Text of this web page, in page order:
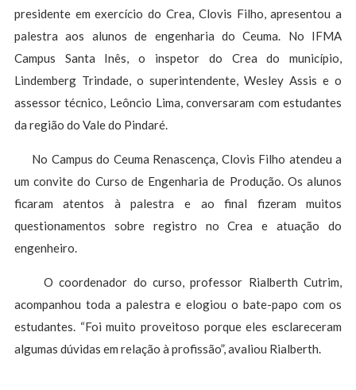
presidente em exercício do Crea, Clovis Filho, apresentou a
palestra aos alunos de engenharia do Ceuma. No IFMA
Campus Santa Inês, o inspetor do Crea do município,
Lindemberg Trindade, o superintendente, Wesley Assis e o
assessor técnico, Leôncio Lima, conversaram com estudantes
da região do Vale do Pindaré.
No Campus do Ceuma Renascença, Clovis Filho atendeu a
um convite do Curso de Engenharia de Produção. Os alunos
ficaram atentos à palestra e ao final fizeram muitos
questionamentos sobre registro no Crea e atuação do
engenheiro.
O coordenador do curso, professor Rialberth Cutrim,
acompanhou toda a palestra e elogiou o bate-papo com os
estudantes. “Foi muito proveitoso porque eles esclareceram
algumas dúvidas em relação à profissão”, avaliou Rialberth.